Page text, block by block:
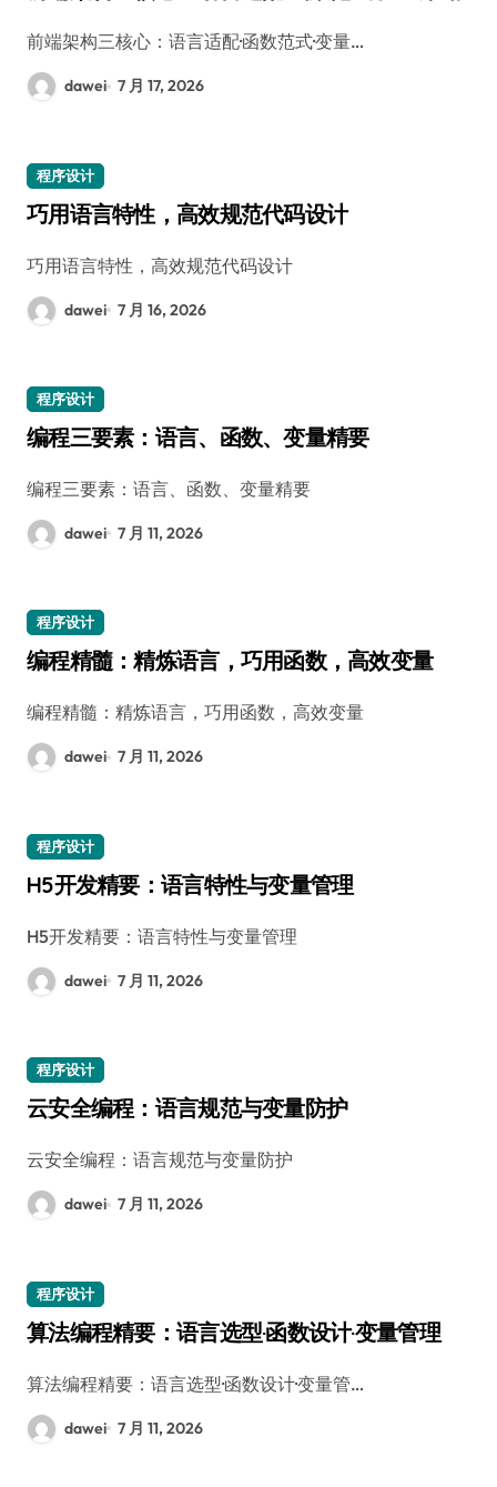
前端架构三核心：语言适配·函数范式·变量…
dawei 7 月 17, 2026
程序设计
巧用语言特性，高效规范代码设计
巧用语言特性，高效规范代码设计
dawei 7 月 16, 2026
程序设计
编程三要素：语言、函数、变量精要
编程三要素：语言、函数、变量精要
dawei 7 月 11, 2026
程序设计
编程精髓：精炼语言，巧用函数，高效变量
编程精髓：精炼语言，巧用函数，高效变量
dawei 7 月 11, 2026
程序设计
H5开发精要：语言特性与变量管理
H5开发精要：语言特性与变量管理
dawei 7 月 11, 2026
程序设计
云安全编程：语言规范与变量防护
云安全编程：语言规范与变量防护
dawei 7 月 11, 2026
程序设计
算法编程精要：语言选型·函数设计·变量管理
算法编程精要：语言选型·函数设计·变量管…
dawei 7 月 11, 2026